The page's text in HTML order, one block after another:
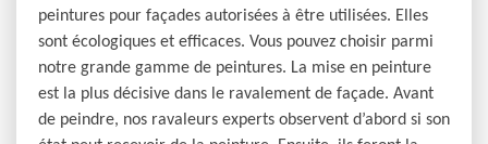
peintures pour façades autorisées à être utilisées. Elles
sont écologiques et efficaces. Vous pouvez choisir parmi
notre grande gamme de peintures. La mise en peinture
est la plus décisive dans le ravalement de façade. Avant
de peindre, nos ravaleurs experts observent d’abord si son